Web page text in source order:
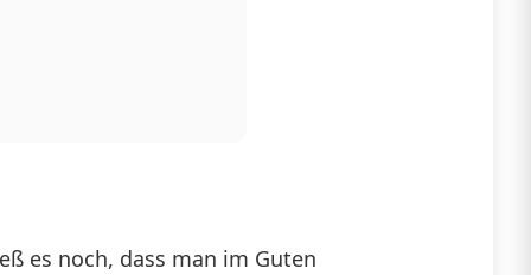
es noch, dass man im Guten